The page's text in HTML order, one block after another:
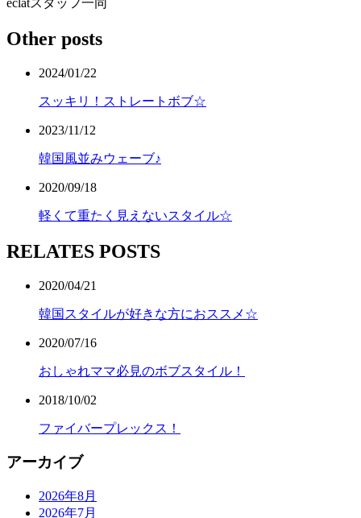
Other posts
2024/01/22
スッキリ！ストレートボブ☆
2023/11/12
韓国風並みウェーブ♪
2020/09/18
軽くて重たく見えないスタイル☆
RELATES POSTS
2020/04/21
韓国スタイルが好きな方におススメ☆
2020/07/16
おしゃれママ必見のボブスタイル！
2018/10/02
ファイバープレックス！
アーカイブ
2026年8月
2026年7月